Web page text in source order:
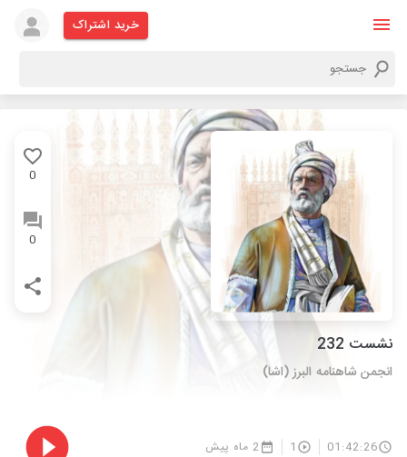
خرید اشتراک
0
0
نشست 232
انجمن شاهنامه البرز (اشا)
01:42:26
1 2 ماه پیش